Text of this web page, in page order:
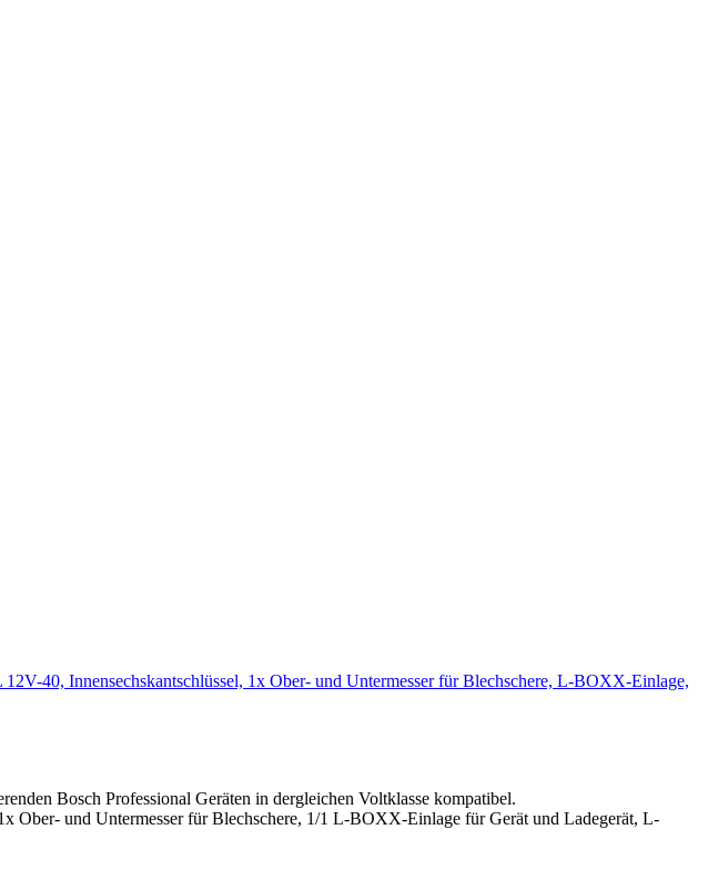
40, Innensechskantschlüssel, 1x Ober- und Untermesser für Blechschere, L-BOXX-Einlage,
Bosch Professional Geräten in dergleichen Voltklasse kompatibel.
Ober- und Untermesser für Blechschere, 1/1 L-BOXX-Einlage für Gerät und Ladegerät, L-